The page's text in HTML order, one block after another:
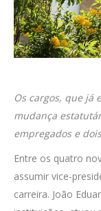
Os cargos, que já
mudança
empregados e
Entre os quatro
assumir vice-
carreira. João